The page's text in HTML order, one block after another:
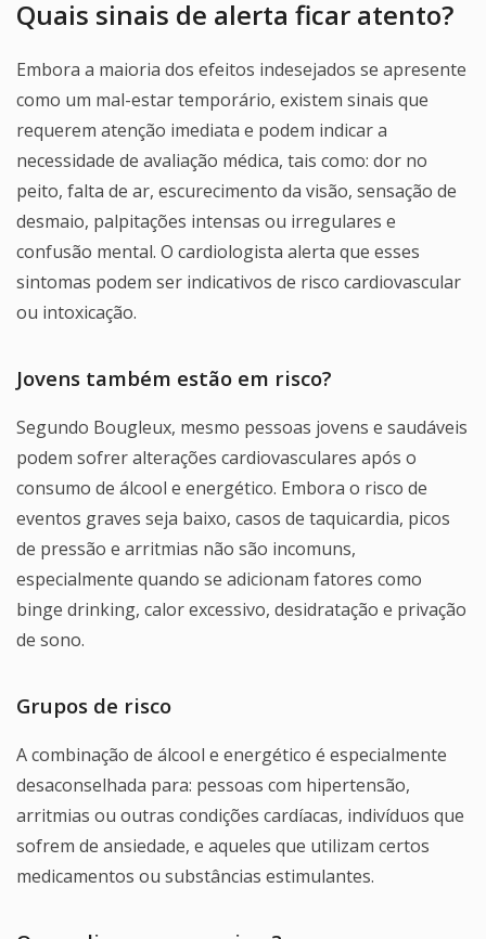
Quais sinais de alerta ficar atento?
Embora a maioria dos efeitos indesejados se apresente
como um mal-estar temporário, existem sinais que
requerem atenção imediata e podem indicar a
necessidade de avaliação médica, tais como: dor no
peito, falta de ar, escurecimento da visão, sensação de
desmaio, palpitações intensas ou irregulares e
confusão mental. O cardiologista alerta que esses
sintomas podem ser indicativos de risco cardiovascular
ou intoxicação.
Jovens também estão em risco?
Segundo Bougleux, mesmo pessoas jovens e saudáveis
podem sofrer alterações cardiovasculares após o
consumo de álcool e energético. Embora o risco de
eventos graves seja baixo, casos de taquicardia, picos
de pressão e arritmias não são incomuns,
especialmente quando se adicionam fatores como
binge drinking, calor excessivo, desidratação e privação
de sono.
Grupos de risco
A combinação de álcool e energético é especialmente
desaconselhada para: pessoas com hipertensão,
arritmias ou outras condições cardíacas, indivíduos que
sofrem de ansiedade, e aqueles que utilizam certos
medicamentos ou substâncias estimulantes.